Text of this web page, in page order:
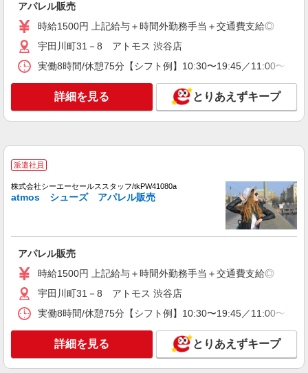
ストア】「明治神宮前駅」7番出口 徒歩2分
株式会社iDA（16087291）
1550円／2年未満の経験者：時給1600円／2年以上
キープ 詳細を見る
株式会社iDA（16082774）
時給1500円〜1500円 ご経験・スキルにより優
す（※上限、条件あり）
キープ 詳細を見る
アパレル販売
時給1500円 上記給与＋時間外勤務手当＋交通費支給◎
宇田川町31－8 アトモス 渋谷店
実働8時間/休憩75分【シフト例】10:30〜19:45／11:00〜
詳細を見る とりあえずキープ
派遣社員
株式会社シーエーセールススタッフ/tkPW41080a
atmos シューズ アパレル販売
アパレル販売
時給1500円 上記給与＋時間外勤務手当＋交通費支給◎
宇田川町31－8 アトモス 渋谷店
実働8時間/休憩75分【シフト例】10:30〜19:45／11:00〜
詳細を見る とりあえずキープ